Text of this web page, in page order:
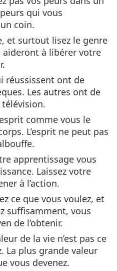
qui vous
coin.
et surtout lisez le genre
aideront à libérer votre
réussissent ont de
Les autres ont de
comme vous le
L’esprit ne peut pas
apprentissage vous
Laissez votre
à l’action.
ce que vous voulez, et
suffisamment, vous
de l’obtenir.
de la vie n’est pas ce
La plus grande valeur
vous devenez.